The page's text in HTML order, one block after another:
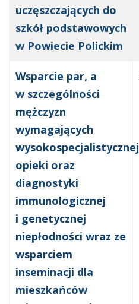
uczęszczających do
szkół podstawowych
w Powiecie Polickim
Wsparcie par, a
w szczególności
mężczyzn
wymagających
wysokospecjalistycznej
opieki oraz
diagnostyki
immunologicznej
i genetycznej
niepłodności wraz ze
wsparciem
inseminacji dla
mieszkańców